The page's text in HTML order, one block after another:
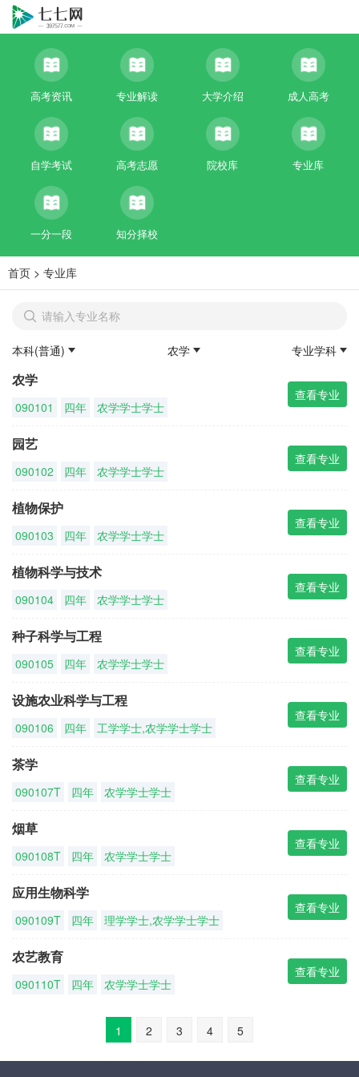
高考资讯 专业解读 大学介绍 成人高考
自学考试 高考志愿 院校库 专业库
一分一段 知分择校
首页 > 专业库
本科(普通) 农学 专业学科
农学
090101 四年 农学学士学士
查看专业
园艺
090102 四年 农学学士学士
查看专业
植物保护
090103 四年 农学学士学士
查看专业
植物科学与技术
090104 四年 农学学士学士
查看专业
种子科学与工程
090105 四年 农学学士学士
查看专业
设施农业科学与工程
090106 四年 工学学士,农学学士学士
查看专业
茶学
090107T 四年 农学学士学士
查看专业
烟草
090108T 四年 农学学士学士
查看专业
应用生物科学
090109T 四年 理学学士,农学学士学士
查看专业
农艺教育
090110T 四年 农学学士学士
查看专业
1 2 3 4 5